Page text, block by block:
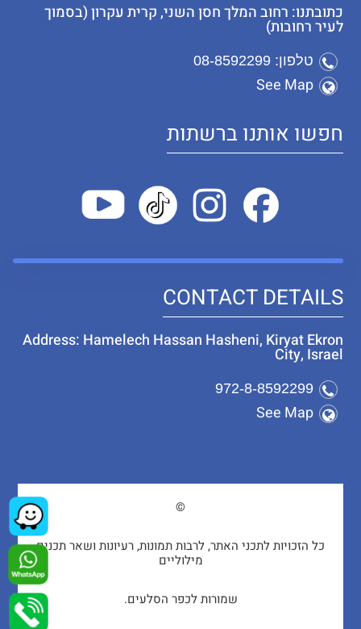
כתובתנו: רחוב המלך חסן השני, קרית עקרון (בסמוך
לעיר רחובות)
טלפון: 08-8592299
See Map
חפשו אותנו ברשתות
CONTACT DETAILS
Address: Hamelech Hassan Hasheni, Kiryat Ekron
City, Israel
972-8-8592299
See Map
©
כל הזכויות לתכני האתר, לרבות תמונות, רעיונות ושאר תכנים
מילוליים
שמורות לכפר הסלעים.